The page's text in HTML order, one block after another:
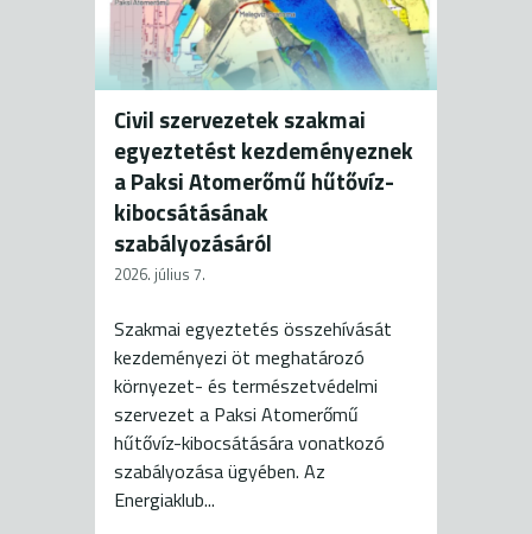
Civil szervezetek szakmai
egyeztetést kezdeményeznek
a Paksi Atomerőmű hűtővíz-
kibocsátásának
szabályozásáról
2026. július 7.
Szakmai egyeztetés összehívását
kezdeményezi öt meghatározó
környezet- és természetvédelmi
szervezet a Paksi Atomerőmű
hűtővíz-kibocsátására vonatkozó
szabályozása ügyében. Az
Energiaklub...